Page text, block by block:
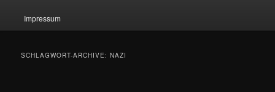
Impressum
SCHLAGWORT-ARCHIVE:NAZI